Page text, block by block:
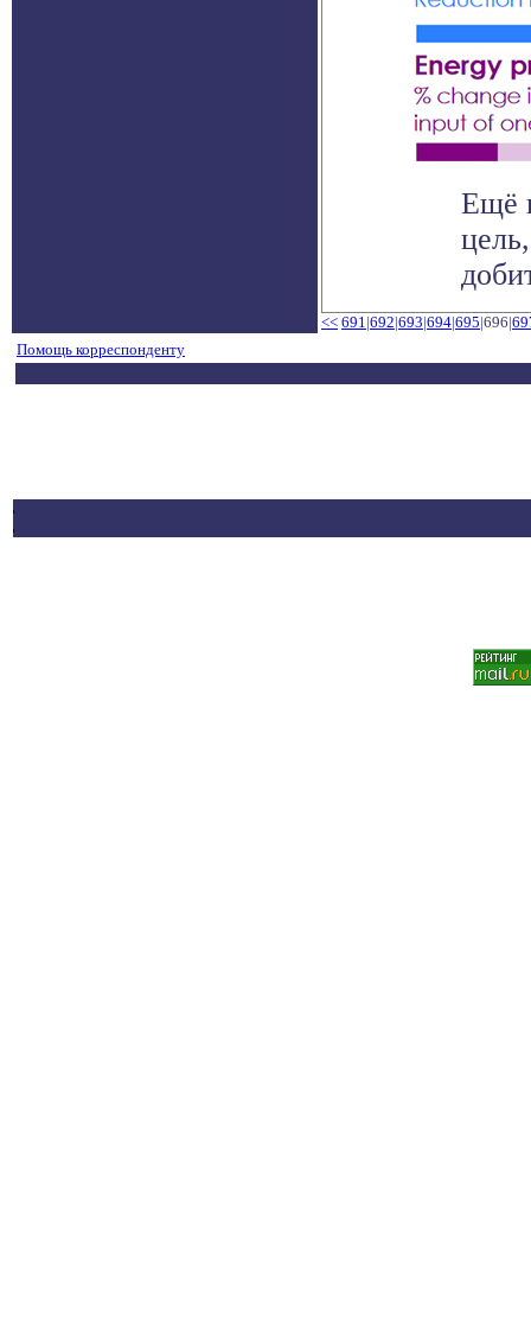
Ещё
<< 691|692|693|694|695|696|
Помощь корреспонденту